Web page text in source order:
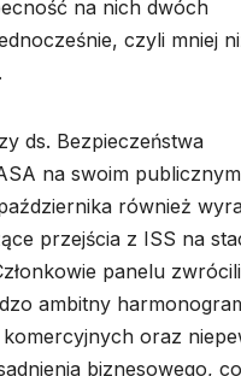
na nich dwóch
czyli mniej
ds. Bezpieczeństwa
na swoim publicznym
również
przejścia z ISS na
panelu zwrócili
ambitny
oraz
biznesowego, co